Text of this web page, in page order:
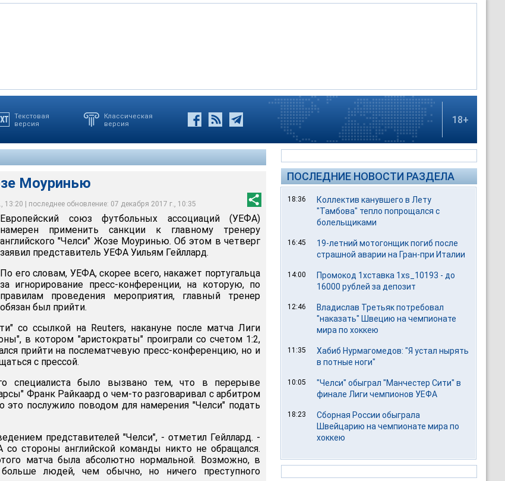
Текстовая
версия
Классическая
версия
18+
Моуринью
13:20 | последнее обновление: 07 декабря 2017 г., 10:35
Европейский союз футбольных ассоциаций (УЕФА)
намерен применить санкции к главному тренеру
английского "Челси" Жозе Моуринью. Об этом в четверг
заявил представитель УЕФА Уильям Гейллард.
По его словам, УЕФА, скорее всего, накажет португальца
за игнорирование пресс-конференции, на которую, по
правилам проведения мероприятия, главный тренер
обязан был прийти.
со ссылкой на Reuters, накануне после матча Лиги
в котором "аристократы" проиграли со счетом 1:2,
прийти на послематчевую пресс-конференцию, но и
с прессой.
специалиста было вызвано тем, что в перерыве
Франк Райкаард о чем-то разговаривал с арбитром
послужило поводом для намерения "Челси" подать
представителей "Челси", - отметил Гейллард. -
стороны английской команды никто не обращался.
матча была абсолютно нормальной. Возможно, в
людей, чем обычно, но ничего преступного
ПОСЛЕДНИЕ НОВОСТИ РАЗДЕЛА
18:36
Коллектив канувшего в Лету
"Тамбова" тепло попрощался с
болельщиками
16:45
19-летний мотогонщик погиб после
страшной аварии на Гран-при Италии
14:00
Промокод 1хставка 1xs_10193 - до
16000 рублей за депозит
12:46
Владислав Третьяк потребовал
"наказать" Швецию на чемпионате
мира по хоккею
11:35
Хабиб Нурмагомедов: "Я устал нырять
в потные ноги"
10:05
"Челси" обыграл "Манчестер Сити" в
финале Лиги чемпионов УЕФА
18:23
Сборная России обыграла
Швейцарию на чемпионате мира по
хоккею